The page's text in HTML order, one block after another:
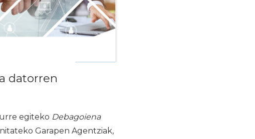
datorren
egiteko Debagoiena
Garapen Agentziak,